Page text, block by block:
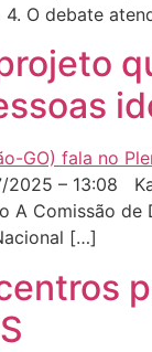
4. O debate
2025 – 13:08
A Comissão
[…]